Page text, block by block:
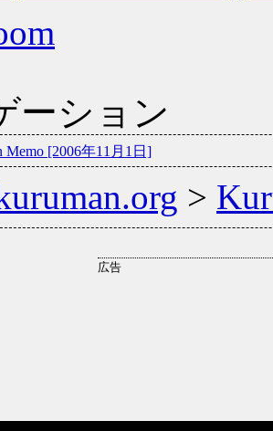
ーション
Memo [2006年11月1日]
>